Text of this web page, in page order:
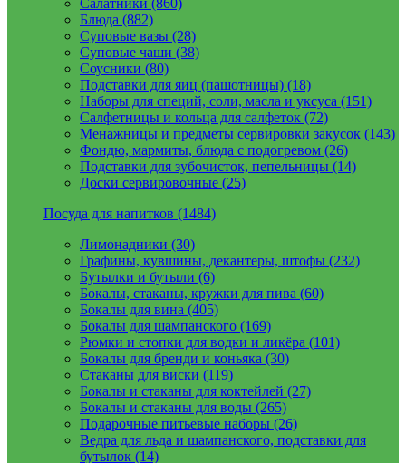
Салатники (860)
Блюда (882)
Суповые вазы (28)
Суповые чаши (38)
Соусники (80)
Подставки для яиц (пашотницы) (18)
Наборы для специй, соли, масла и уксуса (151)
Салфетницы и кольца для салфеток (72)
Менажницы и предметы сервировки закусок (143)
Фондю, мармиты, блюда с подогревом (26)
Подставки для зубочисток, пепельницы (14)
Доски сервировочные (25)
Посуда для напитков (1484)
Лимонадники (30)
Графины, кувшины, декантеры, штофы (232)
Бутылки и бутыли (6)
Бокалы, стаканы, кружки для пива (60)
Бокалы для вина (405)
Бокалы для шампанского (169)
Рюмки и стопки для водки и ликёра (101)
Бокалы для бренди и коньяка (30)
Стаканы для виски (119)
Бокалы и стаканы для коктейлей (27)
Бокалы и стаканы для воды (265)
Подарочные питьевые наборы (26)
Ведра для льда и шампанского, подставки для
бутылок (14)